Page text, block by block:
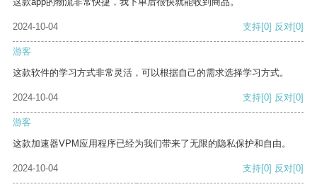
2024-10-04 支持[0] 反对[0]
游客
这款软件的学习方式非常灵活，可以根据自己的需求选择学习方式。
2024-10-04 支持[0] 反对[0]
游客
这款加速器VPM应用程序已经为我们带来了无限的隐私保护和自由。
2024-10-04 支持[0] 反对[0]